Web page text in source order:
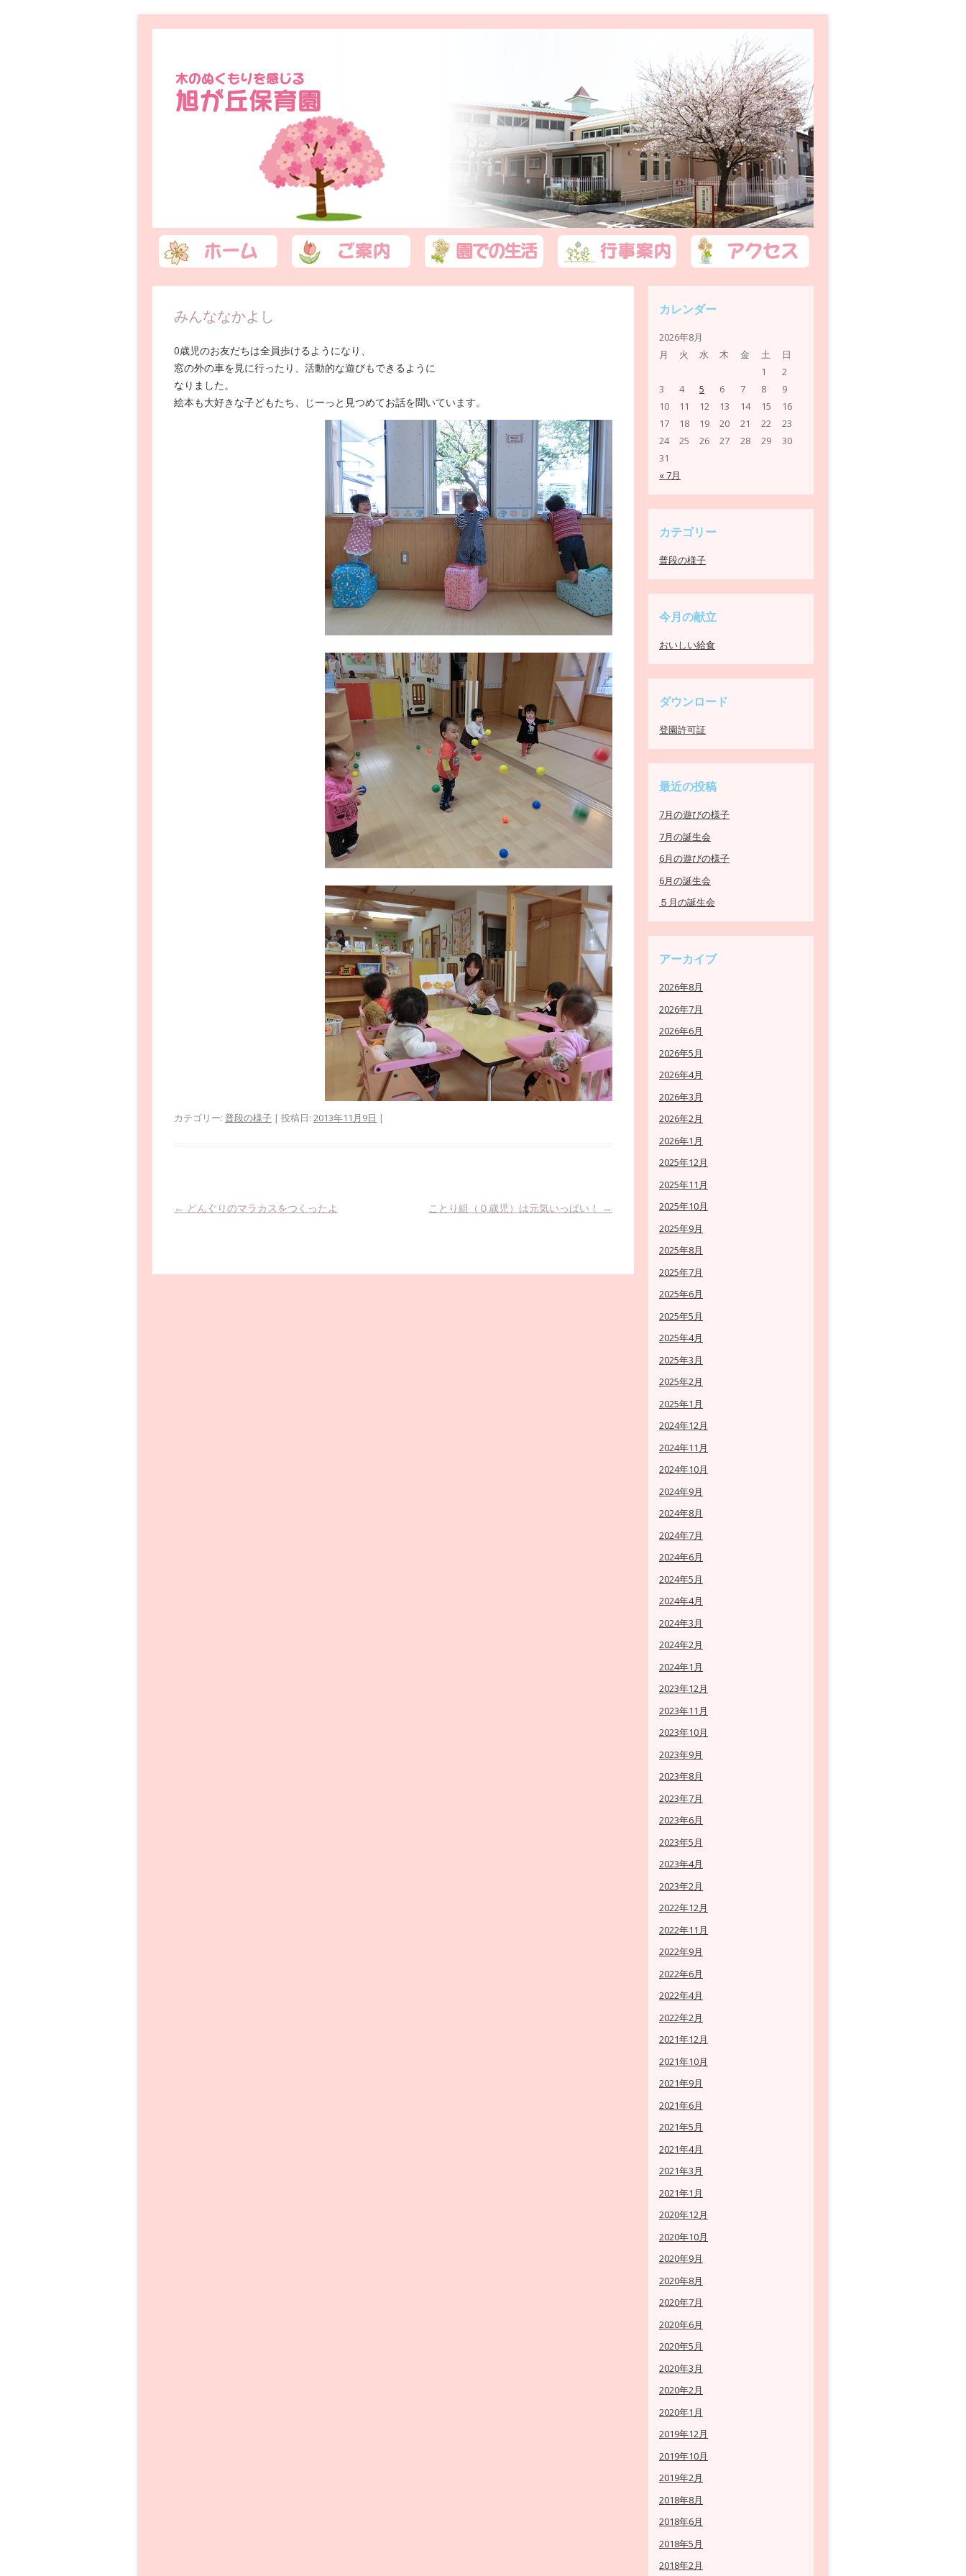
みんななかよし
0歳児のお友だちは全員歩けるようになり、
窓の外の車を見に行ったり、活動的な遊びもできるように
なりました。
絵本も大好きな子どもたち、じーっと見つめてお話を聞いています。
カテゴリー: 普段の様子 | 投稿日: 2013年11月9日 |
投稿ナビゲーション
← どんぐりのマラカスをつくったよ ことり組（０歳児）は元気いっぱい！ →
カレンダー
2026年8月
月
火 水 木 金 土 日
« 7月
1
2
3
4 5 6 7 8
9
10
11 12 13 14 15
16
17
18 19 20 21 22
23
24
25 26 27 28 29
30
31
カテゴリー
普段の様子
今月の献立
おいしい給食
ダウンロード
登園許可証
最近の投稿
7月の遊びの様子
7月の誕生会
6月の遊びの様子
6月の誕生会
５月の誕生会
アーカイブ
2026年8月
2026年7月
2026年6月
2026年5月
2026年4月
2026年3月
2026年2月
2026年1月
2025年12月
2025年11月
2025年10月
2025年9月
2025年8月
2025年7月
2025年6月
2025年5月
2025年4月
2025年3月
2025年2月
2025年1月
2024年12月
2024年11月
2024年10月
2024年9月
2024年8月
2024年7月
2024年6月
2024年5月
2024年4月
2024年3月
2024年2月
2024年1月
2023年12月
2023年11月
2023年10月
2023年9月
2023年8月
2023年7月
2023年6月
2023年5月
2023年4月
2023年2月
2022年12月
2022年11月
2022年9月
2022年6月
2022年4月
2022年2月
2021年12月
2021年10月
2021年9月
2021年6月
2021年5月
2021年4月
2021年3月
2021年1月
2020年12月
2020年10月
2020年9月
2020年8月
2020年7月
2020年6月
2020年5月
2020年3月
2020年2月
2020年1月
2019年12月
2019年10月
2019年2月
2018年8月
2018年6月
2018年5月
2018年2月